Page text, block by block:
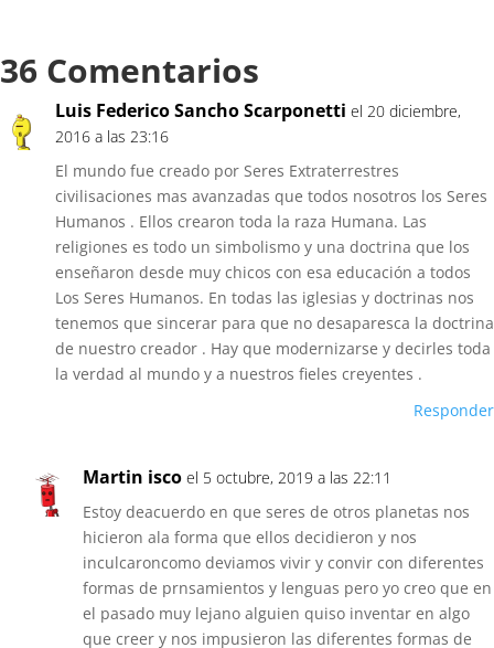
36 Comentarios
Luis Federico Sancho Scarponetti el 20 diciembre,
2016 a las 23:16
El mundo fue creado por Seres Extraterrestres
civilisaciones mas avanzadas que todos nosotros los Seres
Humanos . Ellos crearon toda la raza Humana. Las
religiones es todo un simbolismo y una doctrina que los
enseñaron desde muy chicos con esa educación a todos
Los Seres Humanos. En todas las iglesias y doctrinas nos
tenemos que sincerar para que no desaparesca la doctrina
de nuestro creador . Hay que modernizarse y decirles toda
la verdad al mundo y a nuestros fieles creyentes .
Responder
Martin isco el 5 octubre, 2019 a las 22:11
Estoy deacuerdo en que seres de otros planetas nos
hicieron ala forma que ellos decidieron y nos
inculcaroncomo deviamos vivir y convir con diferentes
formas de prnsamientos y lenguas pero yo creo que en
el pasado muy lejano alguien quiso inventar en algo
que creer y nos impusieron las diferentes formas de